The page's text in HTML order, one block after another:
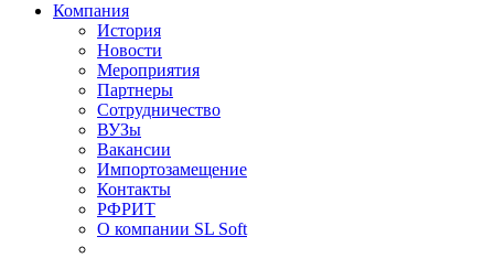
Компания
История
Новости
Мероприятия
Партнеры
Сотрудничество
ВУЗы
Вакансии
Импортозамещение
Контакты
РФРИТ
О компании SL Soft